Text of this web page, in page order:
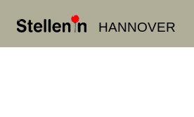
HANNOVER